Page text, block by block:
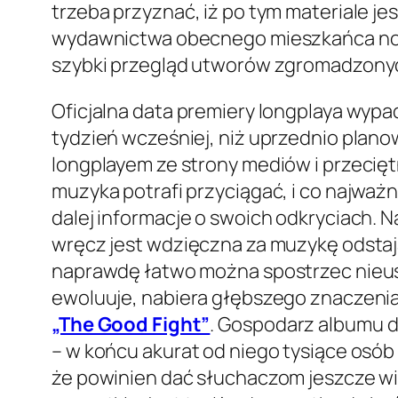
trzeba przyznać, iż po tym materiale
wydawnictwa obecnego mieszkańca
szybki przegląd utworów
Oficjalna data premiery longplaya
tydzień wcześniej, niż uprzednio
longplayem ze strony mediów i
muzyka potrafi przyciągać, i co
dalej informacje o swoich odkryciach.
wręcz jest wdzięczna za muzykę
naprawdę łatwo można spostrzec
ewoluuje, nabiera głębszego
„The Good Fight”. Gospodarz albumu
– w końcu akurat od niego tysiące
że powinien dać słuchaczom jeszcze